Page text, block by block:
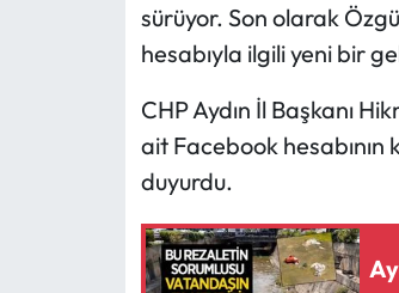
sürüyor. Son olarak
hesabıyla ilgili yeni bir
CHP Aydın İl Başkanı
ait Facebook hesabının
duyurdu.